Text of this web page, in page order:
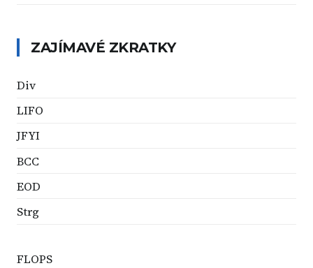
ZAJÍMAVÉ ZKRATKY
Div
LIFO
JFYI
BCC
EOD
Strg
FLOPS